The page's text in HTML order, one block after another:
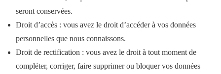
seront conservées.
Droit d’accès : vous avez le droit d’accéder à vos données
personnelles que nous connaissons.
Droit de rectification : vous avez le droit à tout moment de
compléter, corriger, faire supprimer ou bloquer vos données